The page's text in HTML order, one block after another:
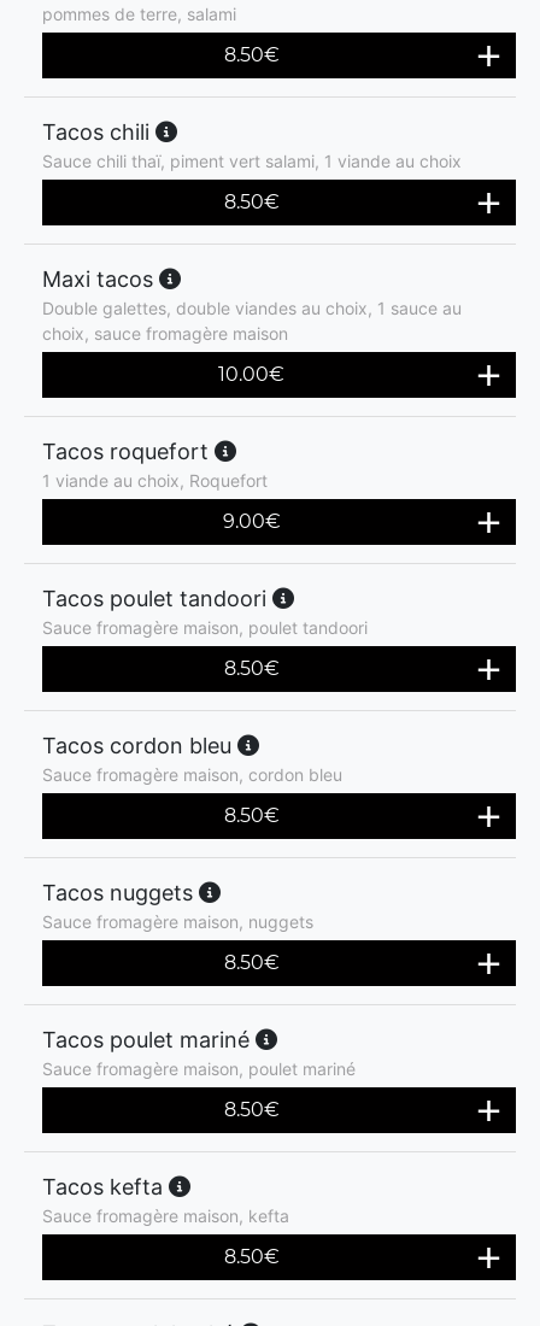
pommes de terre, salami
8.50€
Tacos chili
Sauce chili thaï, piment vert salami, 1 viande au choix
8.50€
Maxi tacos
Double galettes, double viandes au choix, 1 sauce au
choix, sauce fromagère maison
10.00€
Tacos roquefort
1 viande au choix, Roquefort
9.00€
Tacos poulet tandoori
Sauce fromagère maison, poulet tandoori
8.50€
Tacos cordon bleu
Sauce fromagère maison, cordon bleu
8.50€
Tacos nuggets
Sauce fromagère maison, nuggets
8.50€
Tacos poulet mariné
Sauce fromagère maison, poulet mariné
8.50€
Tacos kefta
Sauce fromagère maison, kefta
8.50€